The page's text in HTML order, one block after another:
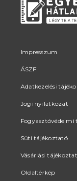
Impresszum
ÁSZF
Adatkezelési
Jogi nyilatkozat
Fogyasztóvédelmi
Süti tájékoztató
Vásárlási
Oldaltérkép